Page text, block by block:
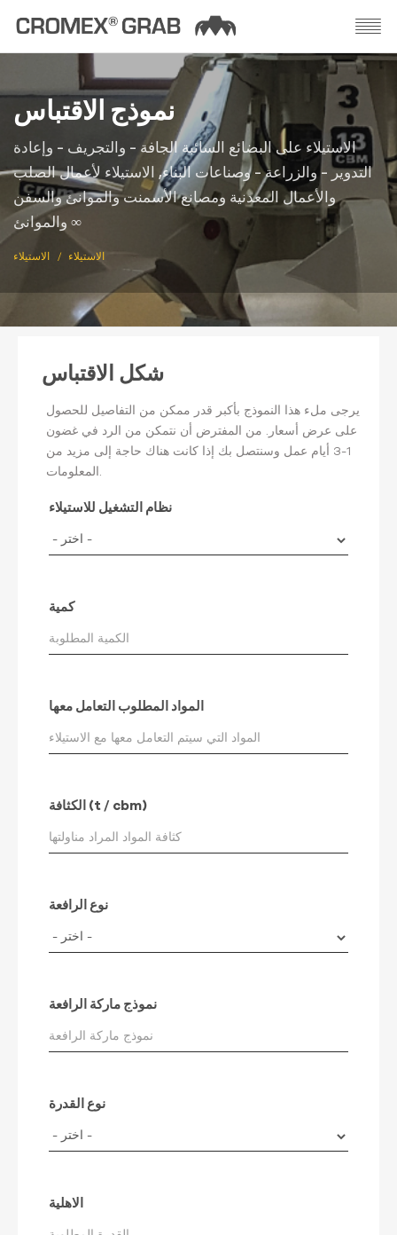
نموذج الاقتباس
الاستيلاء على البضائع السائبة الجافة - والتجريف - وإعادة
التدوير - والزراعة - وصناعات البناء, الاستيلاء لأعمال الصلب
والأعمال المعدنية ومصانع الأسمنت والموانئ والسفن
والموانئ ∞
الاستيلاء الاستيلاء
شكل الاقتباس
يرجى ملء هذا النموذج بأكبر قدر ممكن من التفاصيل للحصول
على عرض أسعار. من المفترض أن نتمكن من الرد في غضون
1-3 أيام عمل وسنتصل بك إذا كانت هناك حاجة إلى مزيد من
نظام التشغيل للاستيلاء
كمية
المواد المطلوب التعامل معها
الكثافة (t / cbm)
نوع الرافعة
نموذج ماركة الرافعة
نوع القدرة
الاهلية